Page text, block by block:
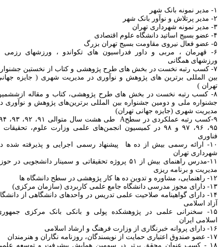
۶- قهرمان ، مربی و داور فدراسیون های تکواندو ، ورزشهای رزمی و
همگانی
۷- کسب رتبه نخست در بخش های طرح پژوهشی و کتاب از نخستین جشنواره
المللی برترین های پژوهش و نوآوری در مدیریت شهری ( جایزه جهانی
)
۸- کسب رتبه نخست در بخش های طرح پژوهشی، کتاب و مقاله از‌ششمین
ملی و دومین جشنواره ‌بین‌ المللی برترین‌های پژوهش و نوآوری در
شهری (جایزه جهانی تهران)
۹-کسب رتبه عملکردی در سطحA طی هشت سال متوالی ۹۱، ۹۲، ۹۳، ۹۴،
۹۵، ۹۶، ۹۷ و ۹۸ در کمیسیون انجمن‌های علمی وزارت علوم، تحقیقات و
۱۰- ارائه رسمی بیش از ده ها پیشنهاد رسمی اجرایی و پذیرفته شده در
تهران
۱۱-مدرس راهنمای بیش از ۵۱ پروژه تحقیقاتی و سمینار دانشجویی در حوزه
و برنامه ریزی
ده ها کار پژوهشی در سطح دانشگاه ها
جامع علمی کاربردی (سازمان مرکزی)
۱۴- دارای گواهینامه صلاحیت علمی تدریس در واحدهای دانشگاهی از دانشگاه
اسلامی
۱۵- سخنرانی علمی در پژوهشکده پولی و بانکی بانک مرکزی جمهوری
ایران
از وزارت فرهنگ و ارشاد اسلامی
روزنامه­ نگاران و هنرمندان
عنوان
محقق برتردر سومین همایش پیشرفت و توسعه علمی